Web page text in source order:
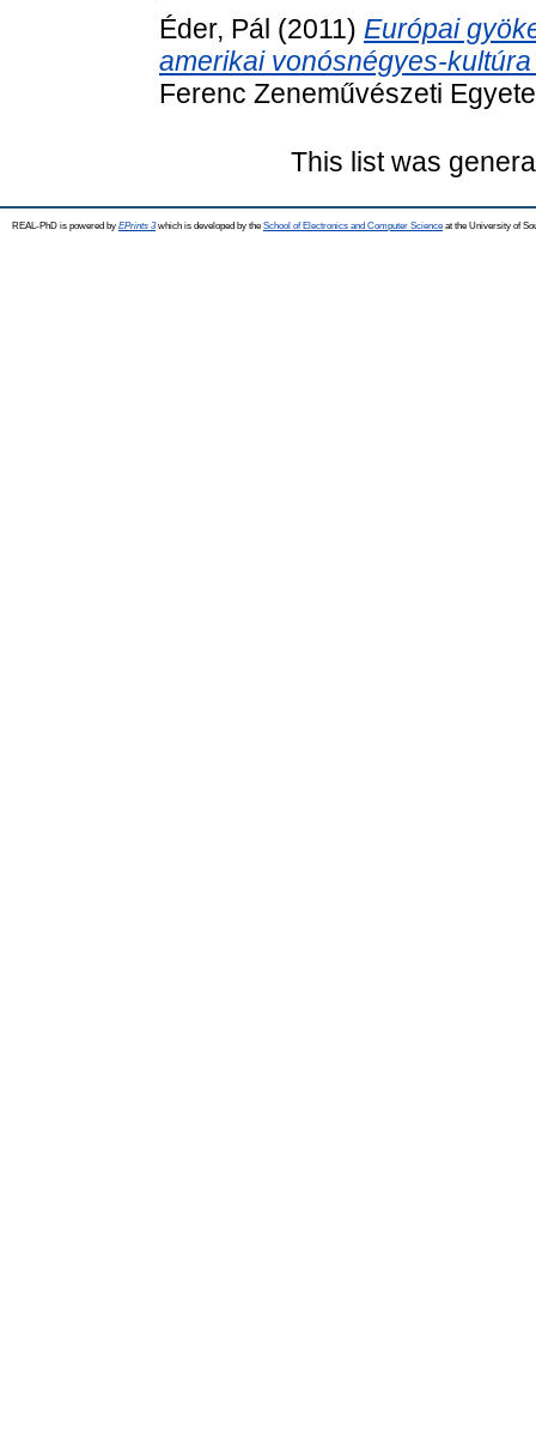
Éder, Pál (2011) Európai
amerikai vonósnégyes-
Ferenc Zeneművészeti
This list was
REAL-PhD is powered by EPrints 3which is developed by the School of Electronics and Computer Science at the University of